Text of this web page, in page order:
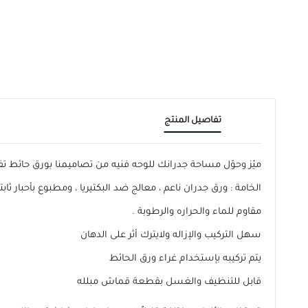
تفاصيل المنتج
ميّز وحوّل مساحة جدرانك للوحه فنيه من تصاميمنا بورق
الخامة : ورق جدران ناعم ، معالج ضد البكتيريا ، ومطبوع بأحبار
مقاوم للماء والحراره والرطوبة .
سهل التركيب والإزاله ولايترك أثر على الدهان
يتم تركيبه بإستخدام غراء ورق الحائط
قابل للتنظيف والغسل بقطعة قماش مبلله